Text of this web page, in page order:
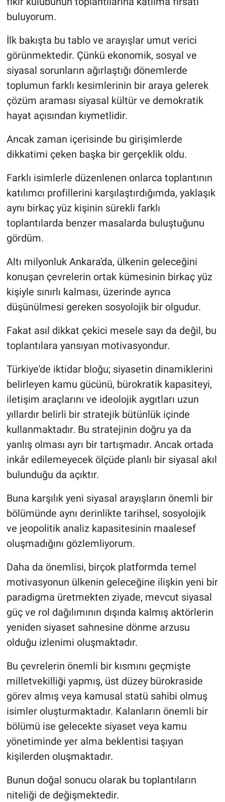
buluyorum.
İlk bakışta bu tablo ve arayışlar umut verici
görünmektedir. Çünkü ekonomik, sosyal ve
siyasal sorunların ağırlaştığı dönemlerde
toplumun farklı kesimlerinin bir araya gelerek
çözüm araması siyasal kültür ve demokratik
hayat açısından kıymetlidir.
Ancak zaman içerisinde bu girişimlerde
dikkatimi çeken başka bir gerçeklik oldu.
Farklı isimlerle düzenlenen onlarca toplantının
katılımcı profillerini karşılaştırdığımda, yaklaşık
aynı birkaç yüz kişinin sürekli farklı
toplantılarda benzer masalarda buluştuğunu
gördüm.
Altı milyonluk Ankara'da, ülkenin geleceğini
konuşan çevrelerin ortak kümesinin birkaç yüz
kişiyle sınırlı kalması, üzerinde ayrıca
düşünülmesi gereken sosyolojik bir olgudur.
Fakat asıl dikkat çekici mesele sayı da değil, bu
toplantılara yansıyan motivasyondur.
Türkiye'de iktidar bloğu; siyasetin dinamiklerini
belirleyen kamu gücünü, bürokratik kapasiteyi,
iletişim araçlarını ve ideolojik aygıtları uzun
yıllardır belirli bir stratejik bütünlük içinde
kullanmaktadır. Bu stratejinin doğru ya da
yanlış olması ayrı bir tartışmadır. Ancak ortada
inkâr edilemeyecek ölçüde planlı bir siyasal akıl
bulunduğu da açıktır.
Buna karşılık yeni siyasal arayışların önemli bir
bölümünde aynı derinlikte tarihsel, sosyolojik
ve jeopolitik analiz kapasitesinin maalesef
oluşmadığını gözlemliyorum.
Daha da önemlisi, birçok platformda temel
motivasyonun ülkenin geleceğine ilişkin yeni bir
paradigma üretmekten ziyade, mevcut siyasal
güç ve rol dağılımının dışında kalmış aktörlerin
yeniden siyaset sahnesine dönme arzusu
olduğu izlenimi oluşmaktadır.
Bu çevrelerin önemli bir kısmını geçmişte
milletvekilliği yapmış, üst düzey bürokraside
görev almış veya kamusal statü sahibi olmuş
isimler oluşturmaktadır. Kalanların önemli bir
bölümü ise gelecekte siyaset veya kamu
yönetiminde yer alma beklentisi taşıyan
kişilerden oluşmaktadır.
Bunun doğal sonucu olarak bu toplantıların
niteliği de değişmektedir.